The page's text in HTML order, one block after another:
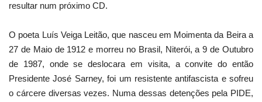
resultar num próximo CD.
O poeta Luís Veiga Leitão, que nasceu em Moimenta da Beira a
27 de Maio de 1912 e morreu no Brasil, Niterói, a 9 de Outubro
de 1987, onde se deslocara em visita, a convite do então
Presidente José Sarney, foi um resistente antifascista e sofreu
o cárcere diversas vezes. Numa dessas detenções pela PIDE,